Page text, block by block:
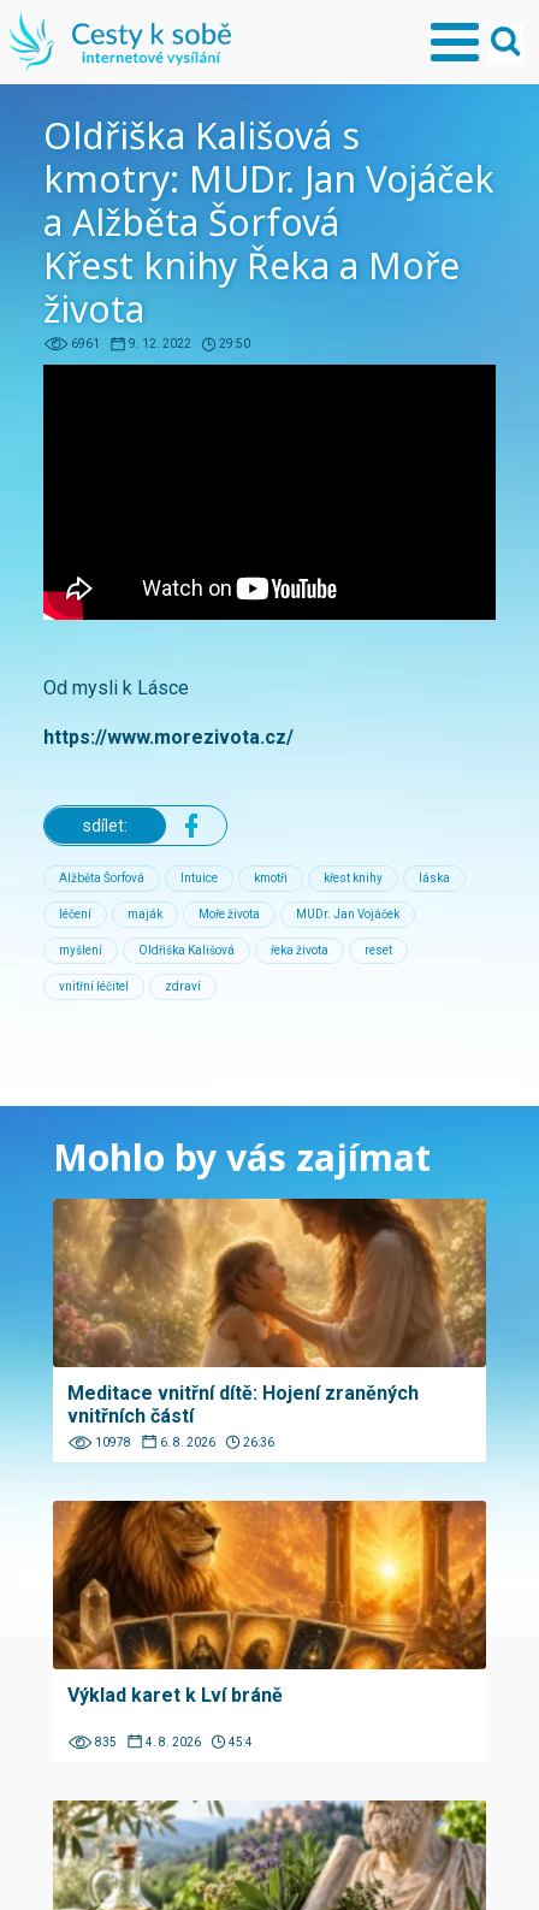
Oldřiška Kališová s
kmotry: MUDr. Jan Vojáček
a Alžběta Šorfová
Křest knihy Řeka a Moře
života
6961 9. 12. 2022 29:50
Od mysli k Lásce
https://www.morezivota.cz/
sdílet:
Alžběta Šorfová Intuice kmotři křest knihy láska
léčení maják Moře života MUDr. Jan Vojáček
myšlení Oldřiška Kališová řeka života reset
vnitřní léčitel zdraví
Mohlo by vás zajímat
Meditace vnitřní dítě: Hojení zraněných
vnitřních částí
10978 6. 8. 2026 26:36
Výklad karet k Lví bráně
835 4. 8. 2026 45:4